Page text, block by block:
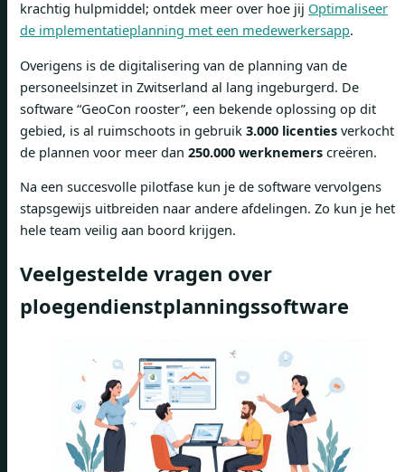
krachtig hulpmiddel; ontdek meer over hoe jij Optimaliseer
de implementatieplanning met een medewerkersapp.
Overigens is de digitalisering van de planning van de
personeelsinzet in Zwitserland al lang ingeburgerd. De
software “GeoCon rooster”, een bekende oplossing op dit
gebied, is al ruimschoots in gebruik 3.000 licenties verkocht
de plannen voor meer dan 250.000 werknemers creëren.
Na een succesvolle pilotfase kun je de software vervolgens
stapsgewijs uitbreiden naar andere afdelingen. Zo kun je het
hele team veilig aan boord krijgen.
Veelgestelde vragen over
ploegendienstplanningssoftware